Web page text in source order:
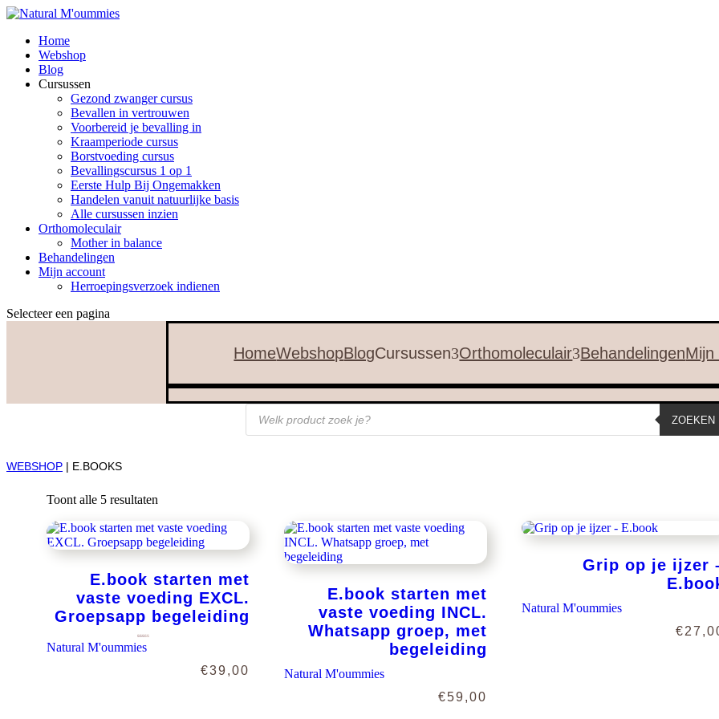
Home
Webshop
Blog
Cursussen
Gezond zwanger cursus
Bevallen in vertrouwen
Voorbereid je bevalling in
Kraamperiode cursus
Borstvoeding cursus
Bevallingscursus 1 op 1
Eerste Hulp Bij Ongemakken
Handelen vanuit natuurlijke basis
Alle cursussen inzien
Orthomoleculair
Mother in balance
Behandelingen
Mijn account
Herroepingsverzoek indienen
Selecteer een pagina
HomeWebshopBlogCursussen Orthomoleculair BehandelingenMijn
Producten
zoeken
ZOEKEN
WEBSHOP | E.BOOKS
Toont alle 5 resultaten
E.book starten met
vaste voeding EXCL.
Groepsapp begeleiding
5.00
uit 5
Natural M'oummies
€39,00
E.book starten met
vaste voeding INCL.
Whatsapp groep, met
begeleiding
Natural M'oummies
€59,00
Grip op je ijzer
Natural M'oummies
€